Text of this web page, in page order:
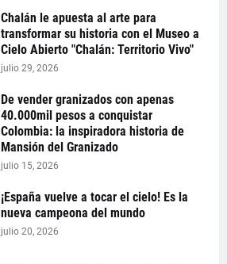
Chalán le apuesta al arte para
transformar su historia con el Museo a
Cielo Abierto "Chalán: Territorio Vivo"
julio 29, 2026
De vender granizados con apenas
40.000mil pesos a conquistar
Colombia: la inspiradora historia de
Mansión del Granizado
julio 15, 2026
¡España vuelve a tocar el cielo! Es la
nueva campeona del mundo
julio 20, 2026